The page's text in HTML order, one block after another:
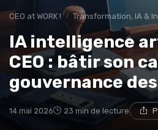
CEO at WORK ! Transformation, IA &
IA intelligence
CEO : bâtir son
gouvernance
14 mai 2026 23 min de lecture